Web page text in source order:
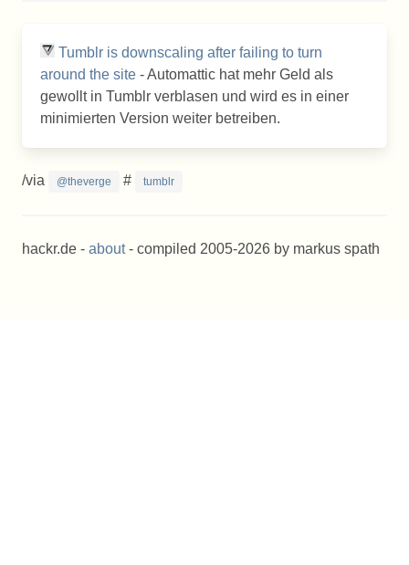
Tumblr is downscaling after failing to turn
around the site - Automattic hat mehr Geld als
gewollt in Tumblr verblasen und wird es in einer
minimierten Version weiter betreiben.
/via @theverge # tumblr
hackr.de - about- compiled 2005-2026 by markus spath